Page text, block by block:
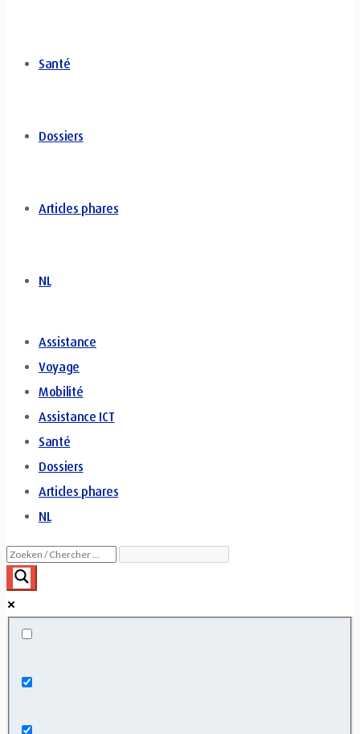
Santé
Dossiers
Articles phares
NL
Assistance
Voyage
Mobilité
Assistance ICT
Santé
Dossiers
Articles phares
NL